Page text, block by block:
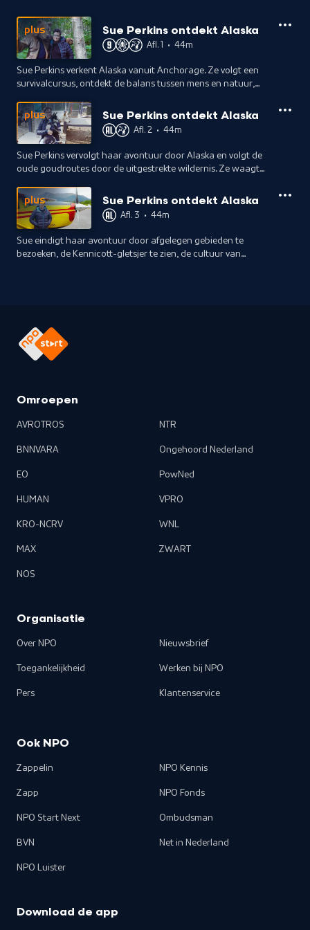
plus Sue Perkins ontdekt Alaska
Afl. 1 • 44m
Sue Perkins verkent Alaska vanuit Anchorage. Ze volgt een
survivalcursus, ontdekt de balans tussen mens en natuur,
plus Sue Perkins ontdekt Alaska
Afl. 2 • 44m
Sue Perkins vervolgt haar avontuur door Alaska en volgt de
oude goudroutes door de uitgestrekte wildernis. Ze waagt
homesteader.
plus Sue Perkins ontdekt Alaska
Afl. 3 • 44m
Sue eindigt haar avontuur door afgelegen gebieden te
bezoeken, de Kennicott-gletsjer te zien, de cultuur van
Omroepen
AVROTROS
BNNVARA
EO
HUMAN
KRO-NCRV
MAX
NOS
NTR
Ongehoord Nederland
PowNed
VPRO
WNL
ZWART
Organisatie
Over NPO
Toegankelijkheid
Pers
Nieuwsbrief
Werken bij NPO
Klantenservice
Ook NPO
Zappelin
Zapp
NPO Start Next
BVN
NPO Luister
NPO Kennis
NPO Fonds
Ombudsman
Net in Nederland
Download de app